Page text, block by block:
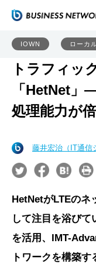
IOWN ローカ
トラフィッ
「HetNet
処理能力が
藤井宏治（IT通信
HetNetがLTEのネ
して注目を浴び
を活用、IMT-
トワークを構築す